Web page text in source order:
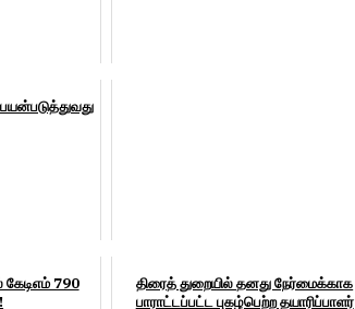
790
திரைத் துறையில் தனது நேர்மைக்காக
பாராட்டப்பட்ட புகழ்பெற்ற தயாரிப்பாளர்